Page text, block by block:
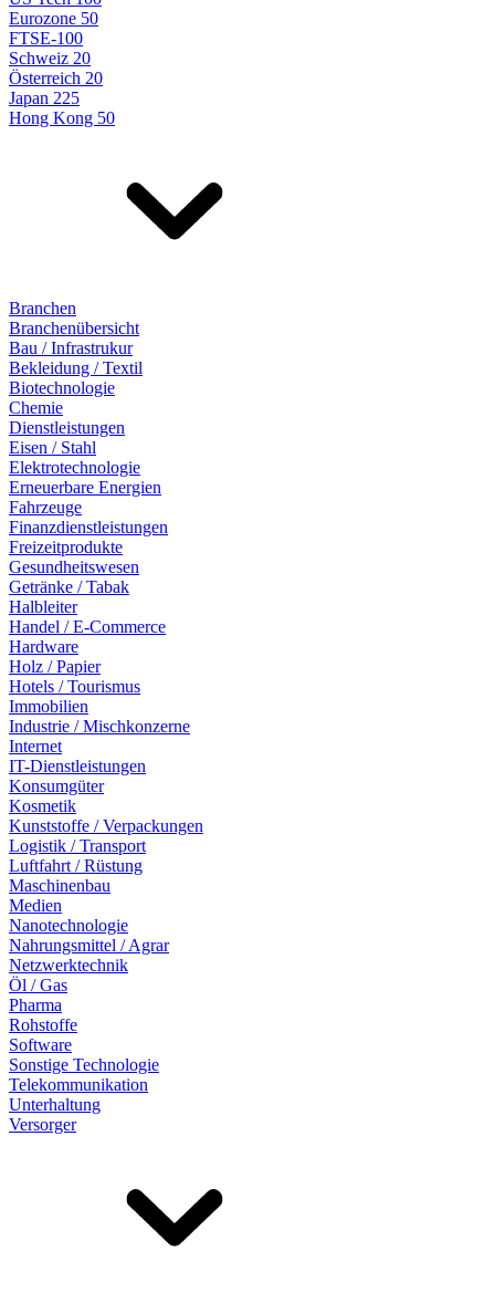
Eurozone 50
FTSE-100
Schweiz 20
Österreich 20
Japan 225
Hong Kong 50
Branchen
Branchenübersicht
Bau / Infrastrukur
Bekleidung / Textil
Biotechnologie
Chemie
Dienstleistungen
Eisen / Stahl
Elektrotechnologie
Erneuerbare Energien
Fahrzeuge
Finanzdienstleistungen
Freizeitprodukte
Gesundheitswesen
Getränke / Tabak
Halbleiter
Handel / E-Commerce
Hardware
Holz / Papier
Hotels / Tourismus
Immobilien
Industrie / Mischkonzerne
Internet
IT-Dienstleistungen
Konsumgüter
Kosmetik
Kunststoffe / Verpackungen
Logistik / Transport
Luftfahrt / Rüstung
Maschinenbau
Medien
Nanotechnologie
Nahrungsmittel / Agrar
Netzwerktechnik
Öl / Gas
Pharma
Rohstoffe
Software
Sonstige Technologie
Telekommunikation
Unterhaltung
Versorger